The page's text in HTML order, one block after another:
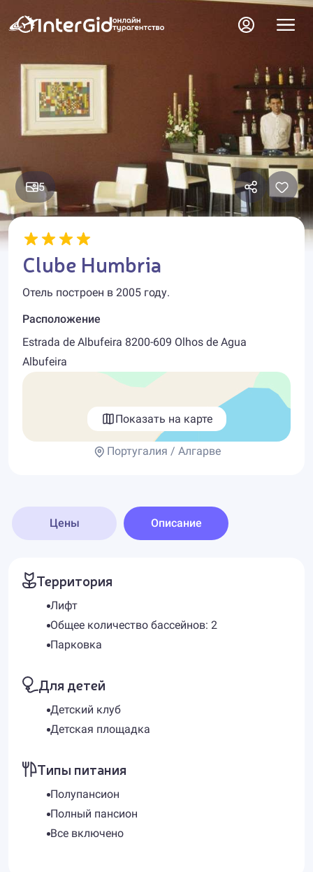
5
Clube Humbria
Отель построен в 2005 году.
Расположение
Estrada de Albufeira 8200-609 Olhos de Agua
Albufeira
Показать на карте
Португалия / Алгарве
Цены Описание
Территория
Лифт
Общее количество бассейнов: 2
Парковка
Для детей
Детский клуб
Детская площадка
Типы питания
Полупансион
Полный пансион
Все включено